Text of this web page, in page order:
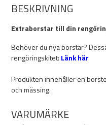
BESKRIVNING
Extraborstar till din
Behöver du nya borstar?
rengöringskitet: Länk här
Produkten innehåller en
och mässing.
VARUMÄRKE